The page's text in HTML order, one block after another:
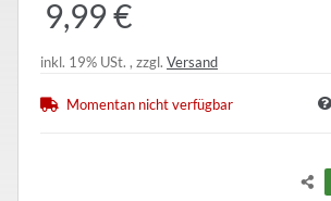
9,99 €
inkl. 19% USt. , zzgl. Versand
Momentan nicht verfügbar